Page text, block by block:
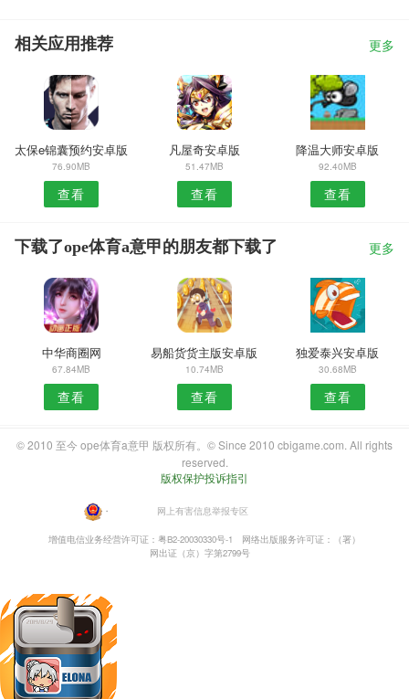
相关应用推荐 更多
太保e锦囊预约安卓版
76.90MB
查看
凡屋奇安卓版
51.47MB
查看
降温大师安卓版
92.40MB
查看
下载了ope体育a意甲的朋友都下载了 更多
中华商圈网
67.84MB
查看
易船货货主版安卓版
10.74MB
查看
独爱泰兴安卓版
30.68MB
查看
© 2010 至今 ope体育a意甲 版权所有。© Since 2010 cbigame.com. All rights
reserved.
版权保护投诉指引
・ 网上有害信息举报专区
增值电信业务经营许可证：粤B2-20030330号-1
网络出版服务许可证：（署）
网出证（京）字第2799号